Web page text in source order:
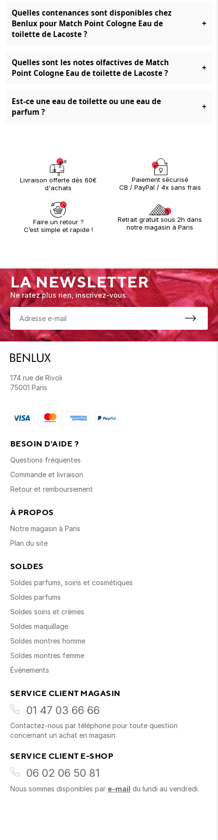
Quelles contenances sont disponibles chez
Benlux pour Match Point Cologne Eau de
toilette de Lacoste ?
+
Quelles sont les notes olfactives de Match
Point Cologne Eau de toilette de Lacoste ?
+
Est-ce une eau de toilette ou une eau de
parfum ?
+
Livraison offerte dès 60€
d'achats
Paiement sécurisé
CB / PayPal / 4x sans frais
Faire un retour ?
C’est simple et rapide !
Retrait gratuit sous 2h dans
notre magasin à Paris
LA NEWSLETTER
Ne ratez plus rien, inscrivez-vous.
174 rue de Rivoli
75001 Paris
BESOIN D'AIDE ?
Questions fréquentes
Commande et livraison
Retour et remboursement
À PROPOS
Notre magasin à Paris
Plan du site
SOLDES
Soldes parfums, soins et cosmétiques
Soldes parfums
Soldes soins et crèmes
Soldes maquillage
Soldes montres homme
Soldes montres femme
Événements
SERVICE CLIENT MAGASIN
01 47 03 66 66
Contactez-nous par téléphone pour toute question
concernant un achat en magasin.
SERVICE CLIENT E-SHOP
06 02 06 50 81
Nous sommes disponibles par e-mail du lundi au vendredi.